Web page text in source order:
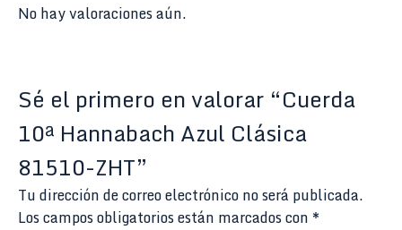
No hay valoraciones aún.
Sé el primero en valorar “Cuerda
10ª Hannabach Azul Clásica
81510-ZHT”
Tu dirección de correo electrónico no será publicada.
Los campos obligatorios están marcados con *